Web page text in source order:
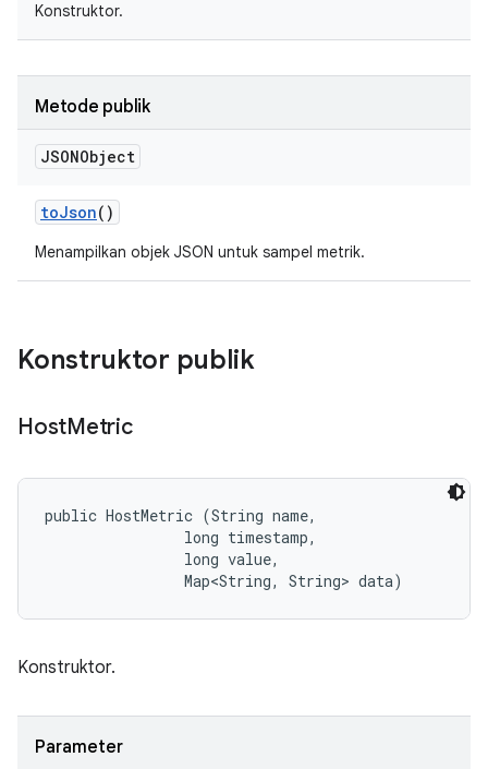
Konstruktor.
Metode publik
JSONObject
toJson()
Menampilkan objek JSON untuk sampel metrik.
Konstruktor publik
HostMetric
public HostMetric (String name,
                long timestamp,
                long value,
                Map<String, String> data)
Konstruktor.
Parameter